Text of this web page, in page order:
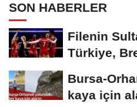
SON HABERLER
Filenin
Türkiye,
Bursa-
kaya için